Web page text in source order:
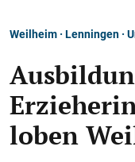
Weilheim · Lenningen ·
loben